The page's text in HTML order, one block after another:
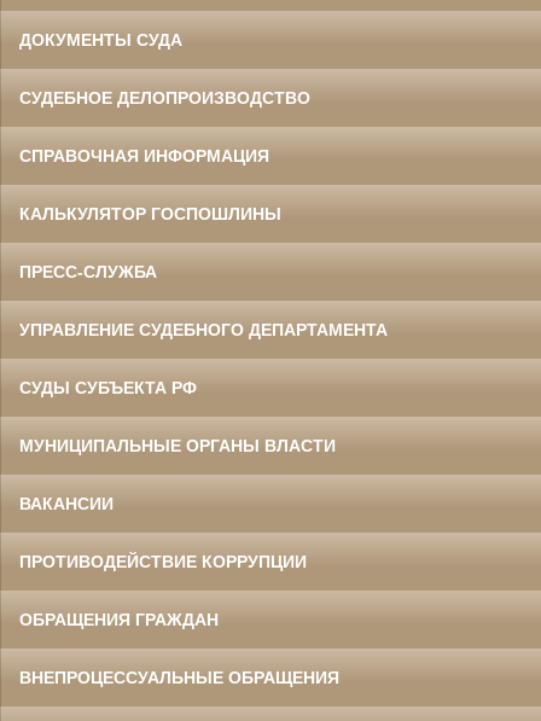
ДОКУМЕНТЫ СУДА
СУДЕБНОЕ ДЕЛОПРОИЗВОДСТВО
СПРАВОЧНАЯ ИНФОРМАЦИЯ
КАЛЬКУЛЯТОР ГОСПОШЛИНЫ
ПРЕСС-СЛУЖБА
УПРАВЛЕНИЕ СУДЕБНОГО ДЕПАРТАМЕНТА
СУДЫ СУБЪЕКТА РФ
МУНИЦИПАЛЬНЫЕ ОРГАНЫ ВЛАСТИ
ВАКАНСИИ
ПРОТИВОДЕЙСТВИЕ КОРРУПЦИИ
ОБРАЩЕНИЯ ГРАЖДАН
ВНЕПРОЦЕССУАЛЬНЫЕ ОБРАЩЕНИЯ